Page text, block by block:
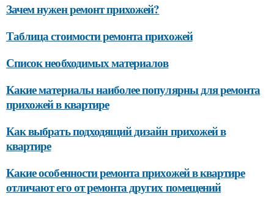
Зачем нужен ремонт прихожей?
Таблица стоимости ремонта прихожей
Список необходимых материалов
Какие материалы наиболее популярны для ремонта
прихожей в квартире
Как выбрать подходящий дизайн прихожей в
квартире
Какие особенности ремонта прихожей в квартире
отличают его от ремонта других помещений